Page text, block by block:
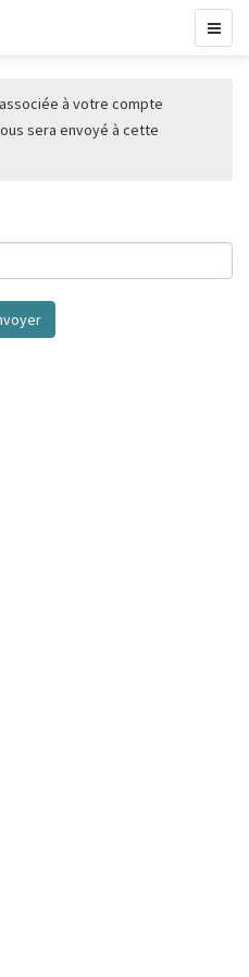
à votre compte
sera envoyé à cette